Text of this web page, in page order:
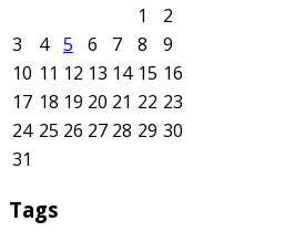
1
2
3
4 5 6 7 8
9
10 11 12 13 14 15 16
17 18 19 20 21 22 23
24 25 26 27 28 29 30
31
Tags